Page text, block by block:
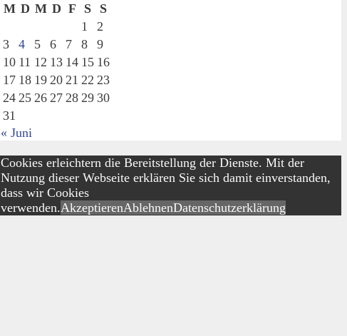
M D M D F S
S
1
2
3
4 5 6 7 8
9
10 11 12 13 14 15 16
17 18 19 20 21 22 23
24 25 26 27 28 29 30
31
« Juni
Cookies erleichtern die Bereitstellung der Dienste. Mit der
Nutzung dieser Webseite erklären Sie sich damit einverstanden,
dass wir Cookies
verwenden.AkzeptierenAblehnenDatenschutzerklärung